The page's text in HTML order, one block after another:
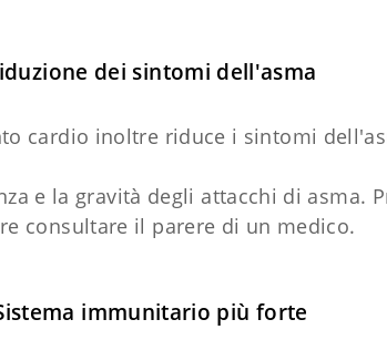
dei sintomi dell'asma
cardio inoltre riduce i sintomi
e la gravità degli attacchi di asma.
consultare il parere di un medico.
immunitario più forte